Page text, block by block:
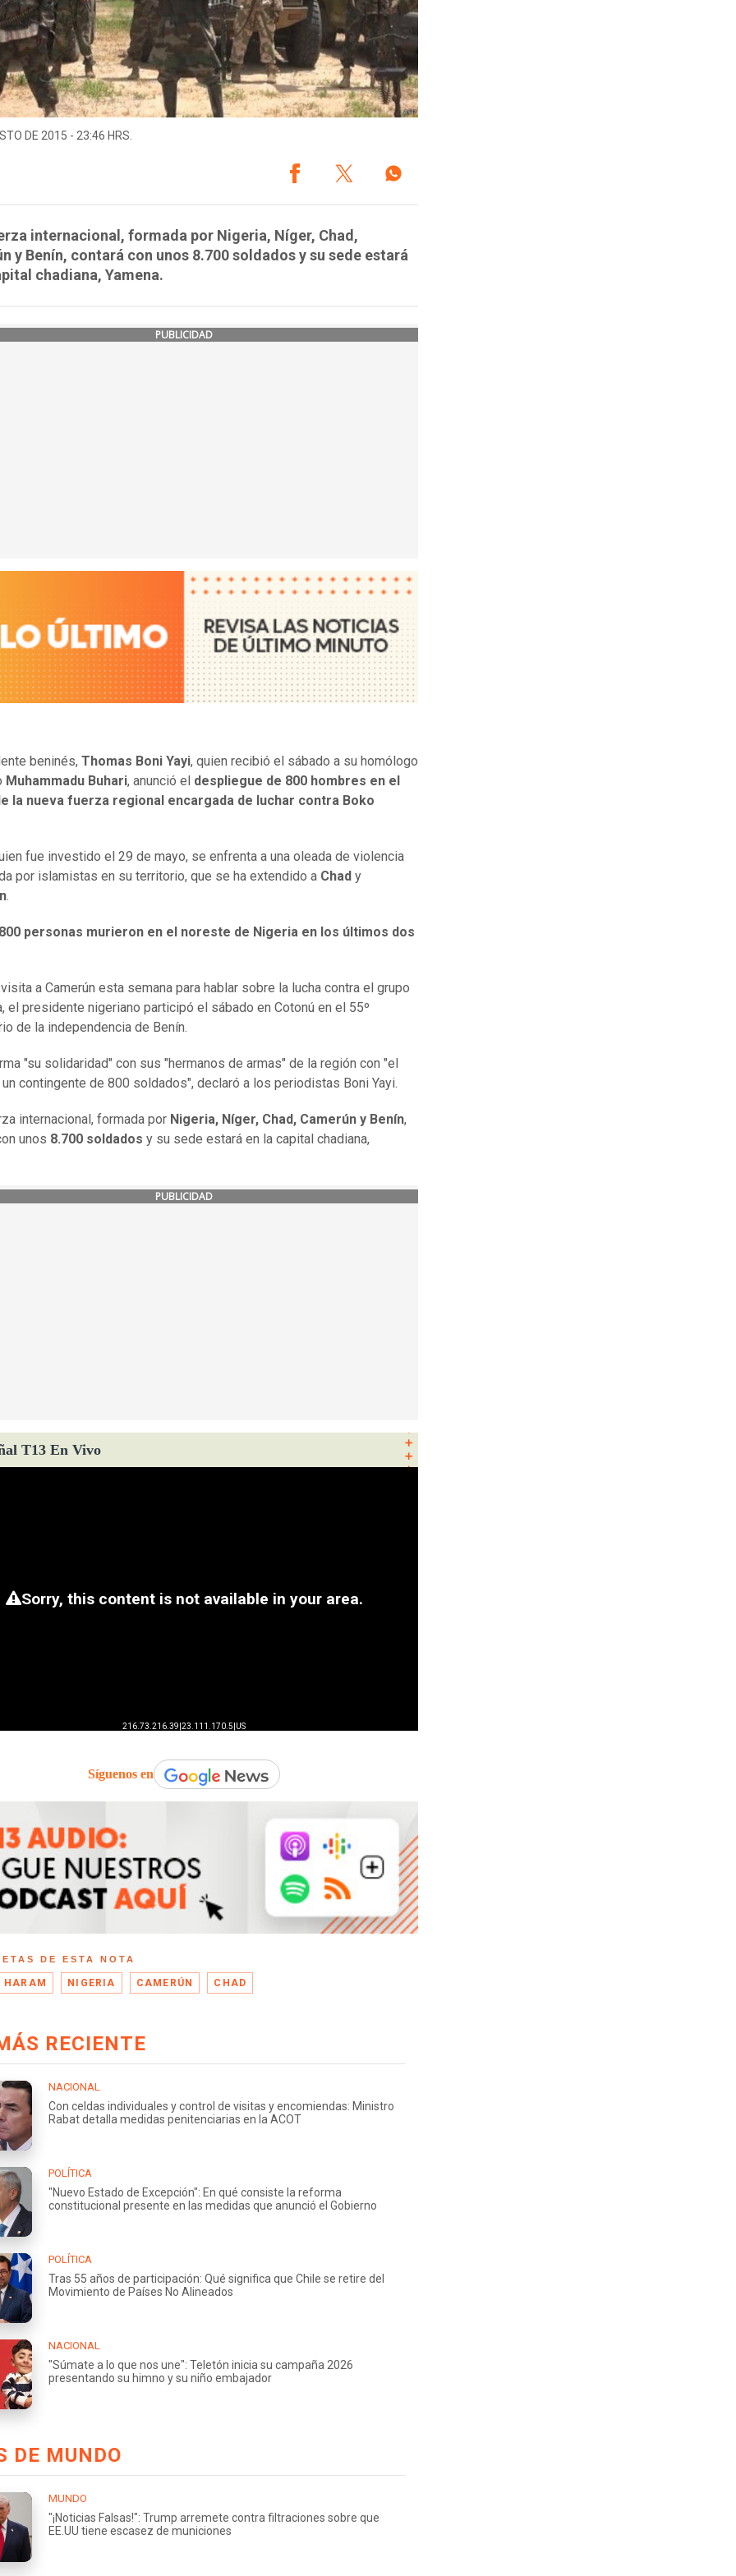
DE 2015 - 23:46 HRS.
internacional, formada por Nigeria, Níger, Chad,
y Benín, contará con unos 8.700 soldados y su sede estará
chadiana, Yamena.
PUBLICIDAD
beninés, Thomas Boni Yayi, quien recibió el sábado a su homólogo
Muhammadu Buhari, anunció el despliegue de 800 hombres en el
la nueva fuerza regional encargada de luchar contra Boko
fue investido el 29 de mayo, se enfrenta a una oleada de violencia
por islamistas en su territorio, que se ha extendido a Chad y
.
personas murieron en el noreste de Nigeria en los últimos dos
a Camerún esta semana para hablar sobre la lucha contra el grupo
el presidente nigeriano participó el sábado en Cotonú en el 55º
de la independencia de Benín.
"su solidaridad" con sus "hermanos de armas" de la región con "el
contingente de 800 soldados", declaró a los periodistas Boni Yayi.
internacional, formada por Nigeria, Níger, Chad, Camerún y Benín,
unos 8.700 soldados y su sede estará en la capital chadiana,
PUBLICIDAD
T13 En Vivo
Síguenos en
DE ESTA NOTA
HARAM NIGERIA CAMERÚN CHAD
RECIENTE
NACIONAL
Con celdas individuales y control de visitas y encomiendas: Ministro
Rabat detalla medidas penitenciarias en la ACOT
POLÍTICA
"Nuevo Estado de Excepción": En qué consiste la reforma
constitucional presente en las medidas que anunció el Gobierno
POLÍTICA
Tras 55 años de participación: Qué significa que Chile se retire del
Movimiento de Países No Alineados
NACIONAL
"Súmate a lo que nos une": Teletón inicia su campaña 2026
presentando su himno y su niño embajador
DE MUNDO
MUNDO
"¡Noticias Falsas!": Trump arremete contra filtraciones sobre que
EE.UU tiene escasez de municiones